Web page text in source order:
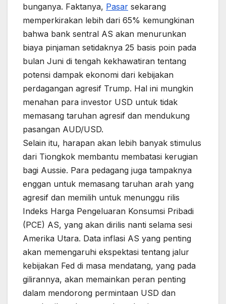
bunganya. Faktanya, Pasar sekarang
memperkirakan lebih dari 65% kemungkinan
bahwa bank sentral AS akan menurunkan
biaya pinjaman setidaknya 25 basis poin pada
bulan Juni di tengah kekhawatiran tentang
potensi dampak ekonomi dari kebijakan
perdagangan agresif Trump. Hal ini mungkin
menahan para investor USD untuk tidak
memasang taruhan agresif dan mendukung
pasangan AUD/USD.
Selain itu, harapan akan lebih banyak stimulus
dari Tiongkok membantu membatasi kerugian
bagi Aussie. Para pedagang juga tampaknya
enggan untuk memasang taruhan arah yang
agresif dan memilih untuk menunggu rilis
Indeks Harga Pengeluaran Konsumsi Pribadi
(PCE) AS, yang akan dirilis nanti selama sesi
Amerika Utara. Data inflasi AS yang penting
akan memengaruhi ekspektasi tentang jalur
kebijakan Fed di masa mendatang, yang pada
gilirannya, akan memainkan peran penting
dalam mendorong permintaan USD dan